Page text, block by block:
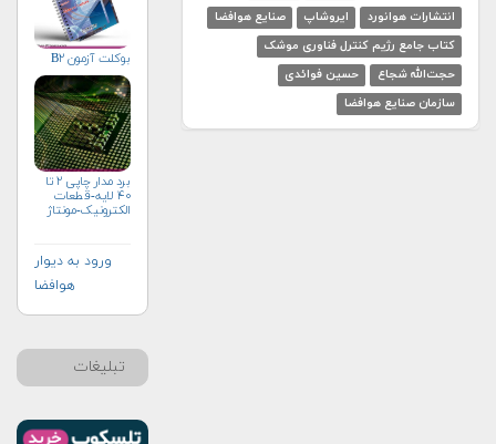
انتشارات هوانورد
ایروشاپ
صنایع هوافضا
کتاب جامع رژیم کنترل فناوری موشک
حجت‌الله شجاع
حسين فوائدی
سازمان صنایع هوافضا
بوکلت آزمون B۲
برد مدار چاپی ۲ تا
۴۰ لایه-قطعات
الکترونیک-مونتاژ
ورود به دیوار
هوافضا
تبلیغات